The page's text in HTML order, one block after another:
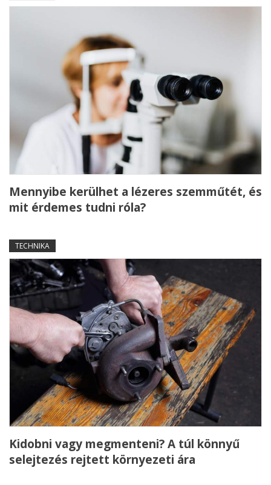
Mennyibe kerülhet a lézeres szemműtét, és
mit érdemes tudni róla?
TECHNIKA
Kidobni vagy megmenteni? A túl könnyű
selejtezés rejtett környezeti ára